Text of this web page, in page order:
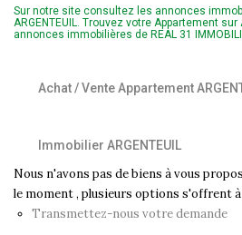
NOUS
Historique
Nous
Nos
Sur notre site consultez les annonces
ARGENTEUIL. Trouvez votre Appartement sur
annonces immobilières de REAL 31
Achat / Vente Appartement
Immobilier ARGENTEUIL
Nous n'avons pas de biens à vous
le moment , plusieurs options s'offrent à
Transmettez-nous votre demande